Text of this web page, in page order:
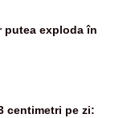
putea exploda în
centimetri pe zi: